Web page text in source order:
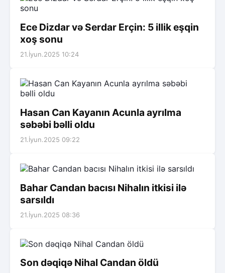
Ece Dizdar və Serdar Erçin: 5 illik eşqin
xoş sonu
21.İyun.2025 10:24
Hasan Can Kayanın Acunla ayrılma
səbəbi bəlli oldu
21.İyun.2025 09:22
Bahar Candan bacısı Nihalın itkisi ilə
sarsıldı
21.İyun.2025 08:36
Son dəqiqə Nihal Candan öldü